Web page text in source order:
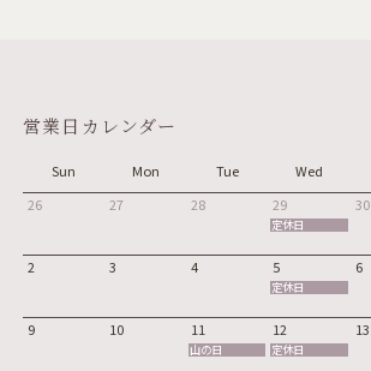
営業日カレンダー
Sun Mon Tue Wed
26
27 28 29
定休日
30
2 3 4 5
定休日
6
9 10 11
山の日
12
定休日
13